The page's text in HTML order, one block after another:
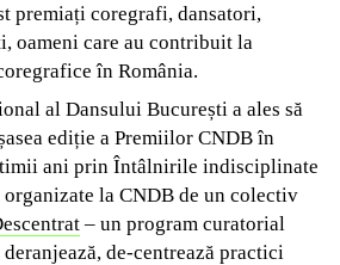
premiați coregrafi, dansatori,
oameni care au contribuit la
în România.
al Dansului București a ales să
ediție a Premiilor CNDB în
ani prin Întâlnirile indisciplinate
la CNDB de un colectiv
– un program curatorial
de-centrează practici